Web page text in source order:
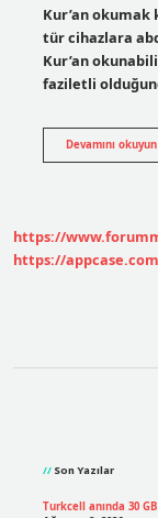
Kur’an okumak
tür cihazlara
Kur’an
faziletli
Devamını okuyun
https://
https://
Son Yazılar
Turkcell anında 30